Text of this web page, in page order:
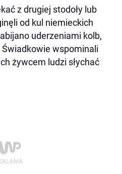
z drugiej stodoły lub
od kul niemieckich
uderzeniami kolb,
wspominali
żywcem ludzi słychać